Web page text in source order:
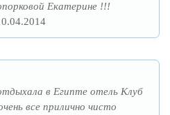
Екатерине !!!
в Египте отель Клуб
все прилично чисто